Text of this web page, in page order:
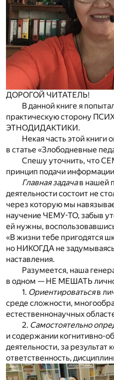
ДОРОГОЙ ЧИТАТЕЛЬ!
В данной книге я
практическую сторону
ЭТНОДИДАКТИКИ.
Некая часть этой книги
в статье «Злободневные
Спешу уточнить, что
принцип подачи
Главная задачав нашей
деятельности состоит не
через которую мы
научение ЧЕМУ-ТО, забыв
ей нужны,
«В жизни тебе пригодятся
но НИКОГДА не
наставления.
Разумеется, наша
в одном — НЕ МЕШАТЬ
1. Ориентироватьсяв
среде сложности,
естественнонаучных
2. Самостоятельно
и содержании когнитивно-
деятельности, за результат
ответственность,